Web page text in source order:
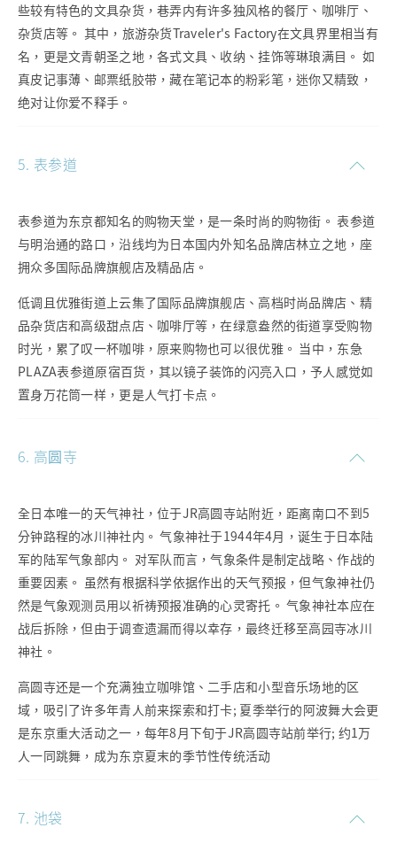
些较有特色的文具杂货，巷弄内有许多独风格的餐厅、咖啡厅、
杂货店等。 其中，旅游杂货Traveler's Factory在文具界里相当有
名，更是文青朝圣之地，各式文具、收纳、挂饰等琳琅满目。 如
真皮记事薄、邮票纸胶带，藏在笔记本的粉彩笔，迷你又精致，
绝对让你爱不释手。
5. 表参道
表参道为东京都知名的购物天堂，是一条时尚的购物街。 表参道
与明治通的路口，沿线均为日本国内外知名品牌店林立之地，座
拥众多国际品牌旗舰店及精品店。
低调且优雅街道上云集了国际品牌旗舰店、高档时尚品牌店、精
品杂货店和高级甜点店、咖啡厅等，在绿意盎然的街道享受购物
时光，累了叹一杯咖啡，原来购物也可以很优雅。 当中，东急
PLAZA表参道原宿百货，其以镜子装饰的闪亮入口，予人感觉如
置身万花筒一样，更是人气打卡点。
6. 高圆寺
全日本唯一的天气神社，位于JR高圆寺站附近，距离南口不到5
分钟路程的冰川神社内。 气象神社于1944年4月，诞生于日本陆
军的陆军气象部内。 对军队而言，气象条件是制定战略、作战的
重要因素。 虽然有根据科学依据作出的天气预报，但气象神社仍
然是气象观测员用以祈祷预报准确的心灵寄托。 气象神社本应在
战后拆除，但由于调查遗漏而得以幸存，最终迁移至高园寺冰川
神社。
高圆寺还是一个充满独立咖啡馆、二手店和小型音乐场地的区
域，吸引了许多年青人前来探索和打卡; 夏季举行的阿波舞大会更
是东京重大活动之一，每年8月下旬于JR高圆寺站前举行; 约1万
人一同跳舞，成为东京夏末的季节性传统活动
7. 池袋